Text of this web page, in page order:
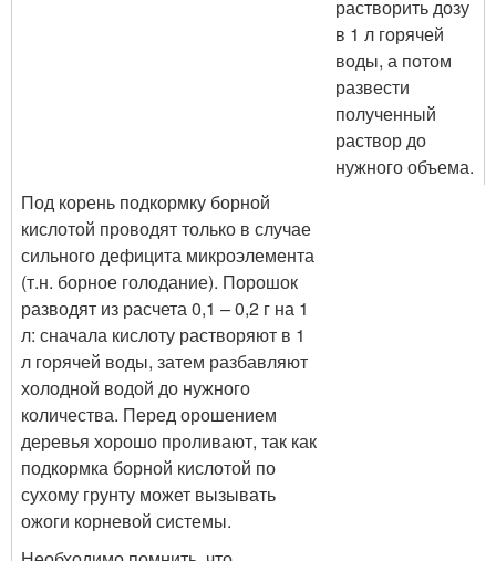
растворить дозу
в 1 л горячей
воды, а потом
развести
полученный
раствор до
нужного объема.
Под корень подкормку борной
кислотой проводят только в случае
сильного дефицита микроэлемента
(т.н. борное голодание). Порошок
разводят из расчета 0,1 – 0,2 г на 1
л: сначала кислоту растворяют в 1
л горячей воды, затем разбавляют
холодной водой до нужного
количества. Перед орошением
деревья хорошо проливают, так как
подкормка борной кислотой по
сухому грунту может вызывать
ожоги корневой системы.